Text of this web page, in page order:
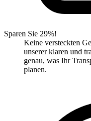
Sparen Sie 29%!
Keine versteckten
unserer klaren und
genau, was Ihr
planen.